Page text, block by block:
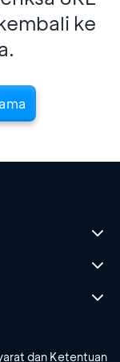
ke
dan Ketentuan